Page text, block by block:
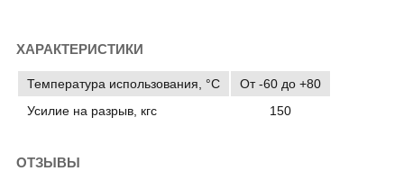
ХАРАКТЕРИСТИКИ
Температура использования, °C
От -60 до +80
Усилие на разрыв, кгс
150
ОТЗЫВЫ